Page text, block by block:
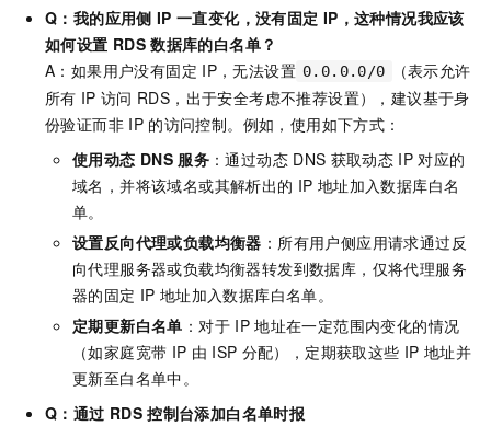
Q：我的应用侧 IP 一直变化，没有固定 IP，这种情况我应该
如何设置 RDS 数据库的白名单？
A：如果用户没有固定 IP，无法设置 0.0.0.0/0
（表示允许
所有 IP 访问 RDS，出于安全考虑不推荐设置），建议基于身
份验证而非 IP 的访问控制。例如，使用如下方式：
使用动态 DNS 服务 ：通过动态 DNS 获取动态 IP 对应的
域名，并将该域名或其解析出的 IP 地址加入数据库白名
单。
设置反向代理或负载均衡器 ：所有用户侧应用请求通过反
向代理服务器或负载均衡器转发到数据库，仅将代理服务
器的固定 IP 地址加入数据库白名单。
定期更新白名单 ：对于 IP 地址在一定范围内变化的情况
（如家庭宽带 IP 由 ISP 分配），定期获取这些 IP 地址并
更新至白名单中。
Q： 通过 RDS 控制台添加白名单时报